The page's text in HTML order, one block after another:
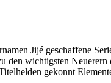
Jijé geschaffene
den wichtigsten
gekonnt